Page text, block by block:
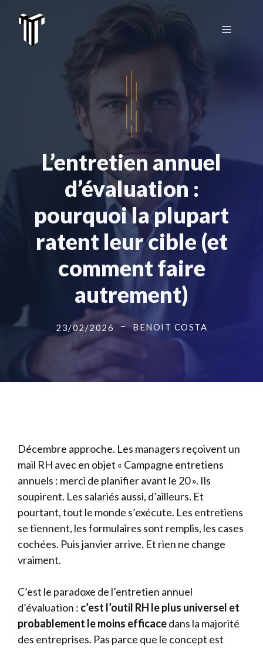
contenu
Menu
L’entretien annuel
d’évaluation :
pourquoi la plupart
ratent leur cible (et
comment faire
autrement)
23/02/2026 BENOIT COSTA
Décembre approche. Les managers reçoivent un
mail RH avec en objet « Campagne entretiens
annuels : merci de planifier avant le 20 ». Ils
soupirent. Les salariés aussi, d’ailleurs. Et
pourtant, tout le monde s’exécute. Les entretiens
se tiennent, les formulaires sont remplis, les cases
cochées. Puis janvier arrive. Et rien ne change
vraiment.
C’est le paradoxe de l’entretien annuel
d’évaluation : c’est l’outil RH le plus universel et
probablement le moins efficacedans la majorité
des entreprises. Pas parce que le concept est